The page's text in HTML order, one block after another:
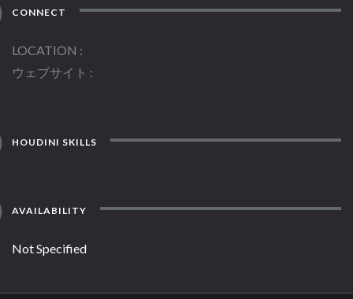
CONNECT
LOCATION
ウェブサイト
HOUDINI SKILLS
AVAILABILITY
Not Specified